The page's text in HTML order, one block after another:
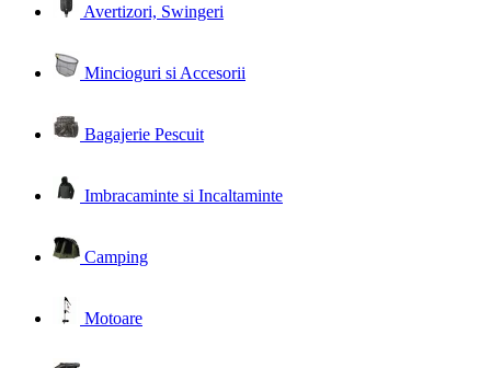
Avertizori, Swingeri
Mincioguri si Accesorii
Bagajerie Pescuit
Imbracaminte si Incaltaminte
Camping
Motoare